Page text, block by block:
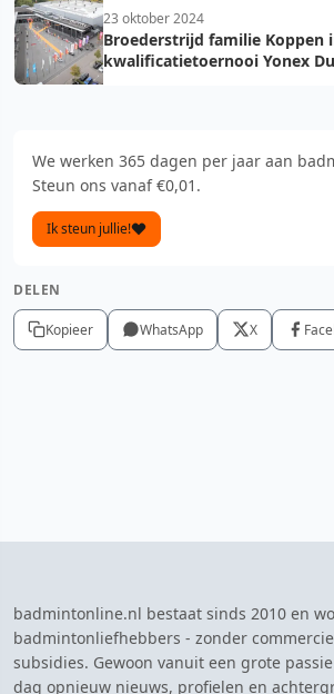
23 oktober 2024
Broederstrijd familie Koppen
kwalificatietoernooi Yonex
We werken 365 dagen per jaar aan
Steun ons vanaf €0,01.
Ik steun jullie!
DELEN
Kopieer WhatsApp X
badmintonline.nl bestaat sinds 2010 en
badmintonliefhebbers - zonder
subsidies. Gewoon vanuit een grote
dag opnieuw nieuws, profielen en